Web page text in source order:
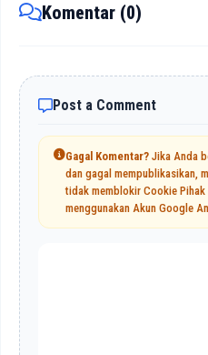
Komentar (0)
Post a Comment
Gagal Komentar? Jika Anda
dan gagal mempublikasikan,
tidak memblokir Cookie
menggunakan Akun Google